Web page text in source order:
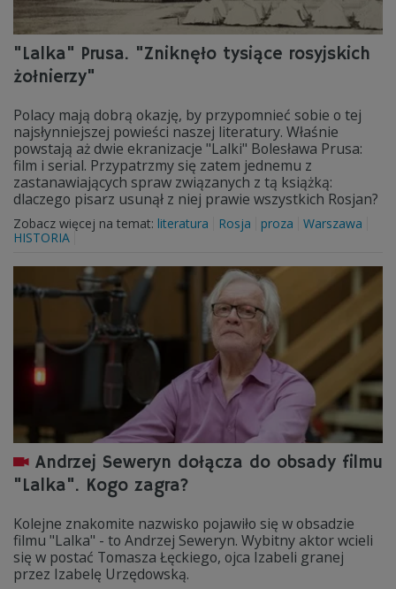
"Lalka" Prusa. "Zniknęło tysiące rosyjskich
żołnierzy"
Polacy mają dobrą okazję, by przypomnieć sobie o tej
najsłynniejszej powieści naszej literatury. Właśnie
powstają aż dwie ekranizacje "Lalki" Bolesława Prusa:
film i serial. Przypatrzmy się zatem jednemu z
zastanawiających spraw związanych z tą książką:
dlaczego pisarz usunął z niej prawie wszystkich Rosjan?
Zobacz więcej na temat: literatura Rosja proza
Warszawa
HISTORIA
Andrzej Seweryn dołącza do obsady filmu
"Lalka". Kogo zagra?
Kolejne znakomite nazwisko pojawiło się w obsadzie
filmu "Lalka" - to Andrzej Seweryn. Wybitny aktor wcieli
się w postać Tomasza Łęckiego, ojca Izabeli granej
przez Izabelę Urzędowską.